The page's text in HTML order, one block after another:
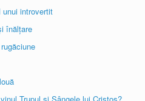
unui introvertit
înălțare
Trupul și Sângele lui Cristos?